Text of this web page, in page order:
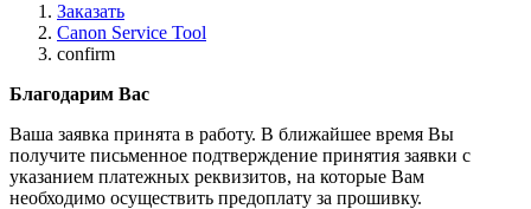
Заказать
Canon Service Tool
confirm
Благодарим Вас
Ваша заявка принята в работу. В ближайшее время Вы
получите письменное подтверждение принятия заявки с
указанием платежных реквизитов, на которые Вам
необходимо осуществить предоплату за прошивку.